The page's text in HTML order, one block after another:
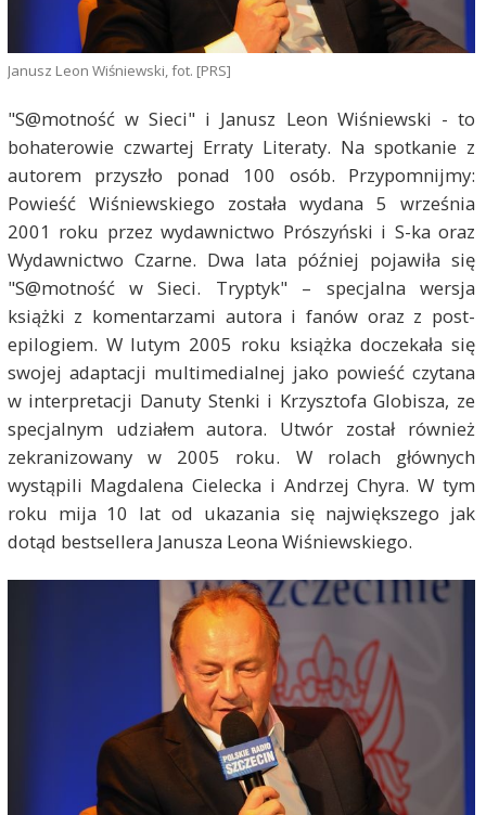
Janusz Leon Wiśniewski, fot. [PRS]
"S@motność w Sieci" i Janusz Leon Wiśniewski - to
bohaterowie czwartej Erraty Literaty. Na spotkanie z
autorem przyszło ponad 100 osób. Przypomnijmy:
Powieść Wiśniewskiego została wydana 5 września
2001 roku przez wydawnictwo Prószyński i S-ka oraz
Wydawnictwo Czarne. Dwa lata później pojawiła się
"S@motność w Sieci. Tryptyk" – specjalna wersja
książki z komentarzami autora i fanów oraz z post-
epilogiem. W lutym 2005 roku książka doczekała się
swojej adaptacji multimedialnej jako powieść czytana
w interpretacji Danuty Stenki i Krzysztofa Globisza, ze
specjalnym udziałem autora. Utwór został również
zekranizowany w 2005 roku. W rolach głównych
wystąpili Magdalena Cielecka i Andrzej Chyra. W tym
roku mija 10 lat od ukazania się największego jak
dotąd bestsellera Janusza Leona Wiśniewskiego.